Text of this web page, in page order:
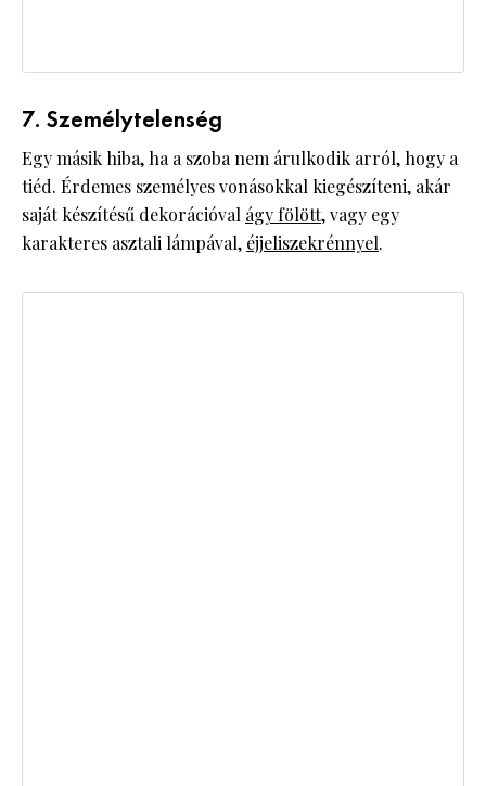
7. Személytelenség
Egy másik hiba, ha a szoba nem árulkodik arról, hogy a
tiéd. Érdemes személyes vonásokkal kiegészíteni, akár
saját készítésű dekorációval ágy fölött, vagy egy
karakteres asztali lámpával, éjjeliszekrénnyel.